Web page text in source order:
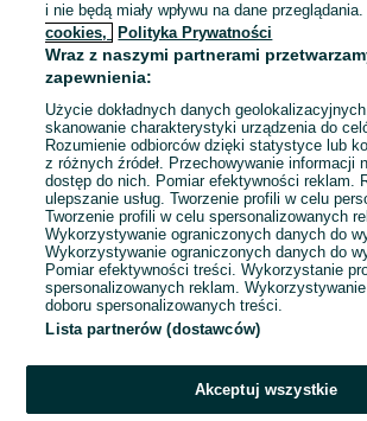
Sprzedający nie otrzymał jeszcze
Kup jeden z przedmiotów sprzedającego z
aby być jedną z pierwszych osób, która
Jak działają oceny?
i nie będą miały wpływu na dane przeglądania.
cookies,
Polityka Prywatności
Wraz z naszymi partnerami
zapewnienia:
Użycie dokładnych danych
skanowanie charakterystyki urządzenia do
Rozumienie odbiorców dzięki statystyce lub
z różnych źródeł. Przechowywanie informacji
dostęp do nich. Pomiar efektywności reklam.
ulepszanie usług. Tworzenie profili w celu
Tworzenie profili w celu spersonalizowanych
Wykorzystywanie ograniczonych danych do
Wykorzystywanie ograniczonych danych do
Pomiar efektywności treści. Wykorzystanie
spersonalizowanych reklam.
doboru spersonalizowanych treści.
Lista partnerów (dostawców)
Akceptuj wszystkie